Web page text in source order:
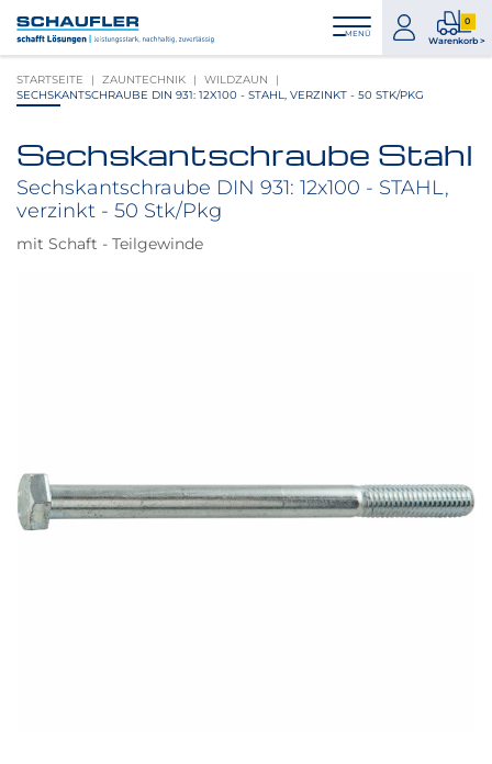
Inhalt
Hauptnavigation
Footernavigation
Logo
Schaufler
verlinkt
zur
MENÜ
zum
Konto
0
Warenkorb >
0
STARTSEITE ZAUNTECHNIK
WILDZAUN
SECHSKANTSCHRAUBE DIN 931: 12X100 - STAHL, VERZINKT - 50 STK/PKG
Produktbilder
Sechskantschraube Stahl
Sechskantschraube DIN 931: 12x100 - STAHL,
verzinkt - 50 Stk/Pkg
mit Schaft - Teilgewinde